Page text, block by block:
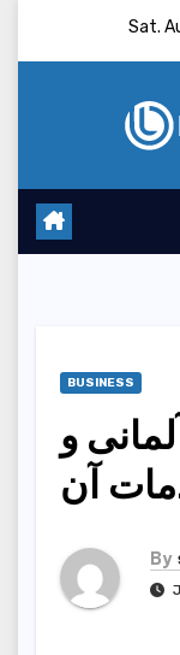
Sat.
BUSINESS
و
آن
By